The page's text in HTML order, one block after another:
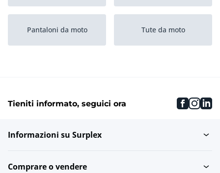
Pantaloni da moto Tute da moto
Tieniti informato, seguici ora
Informazioni su Surplex
Comprare o vendere